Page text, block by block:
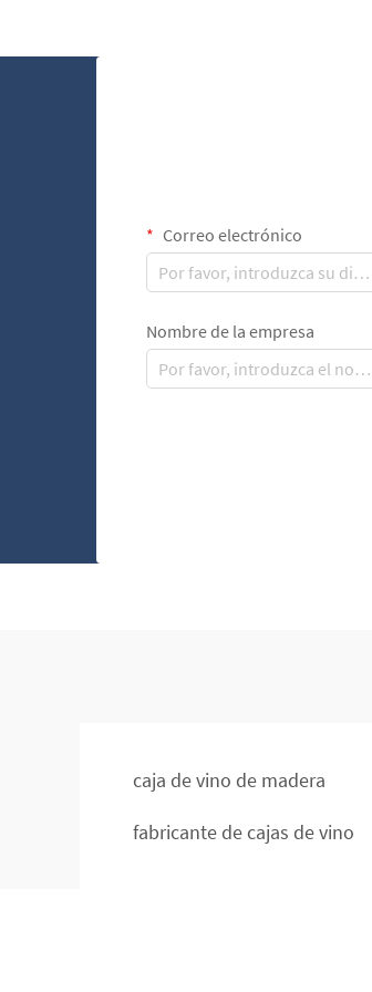
Correo electrónico
Nombre de la empresa
caja de vino de madera
fabricante de cajas de vino